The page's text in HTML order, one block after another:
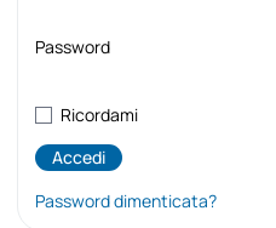
Password
Ricordami
Password dimenticata?